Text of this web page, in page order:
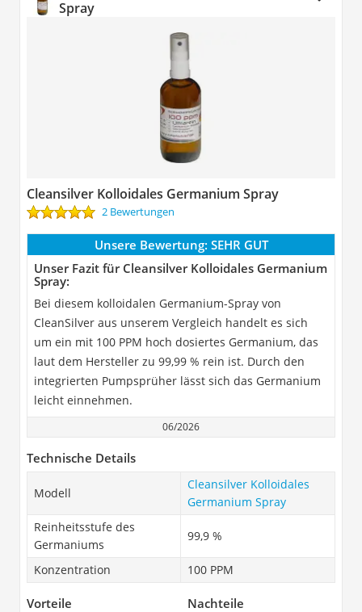
Spray
Cleansilver Kolloidales Germanium Spray
2 Bewertungen
Unsere Bewertung: SEHR GUT
Unser Fazit für Cleansilver Kolloidales Germanium
Spray:
Bei diesem kolloidalen Germanium-Spray von
CleanSilver aus unserem Vergleich handelt es sich
um ein mit 100 PPM hoch dosiertes Germanium, das
laut dem Hersteller zu 99,99 % rein ist. Durch den
integrierten Pumpsprüher lässt sich das Germanium
leicht einnehmen.
06/2026
Technische Details
Modell
Cleansilver Kolloidales
Germanium Spray
Reinheitsstufe des
Germaniums
99,9 %
Konzentration 100 PPM
Vorteile Nachteile